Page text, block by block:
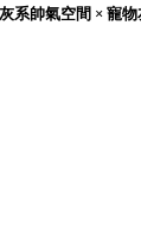
系帥氣空間 × 寵